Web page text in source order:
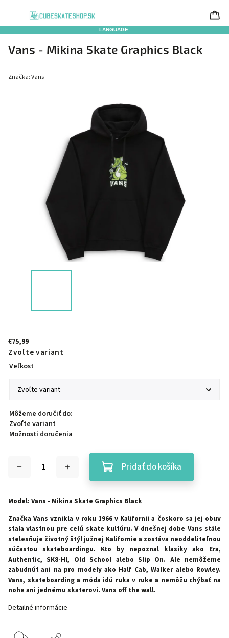
LANGUAGE:
Vans - Mikina Skate Graphics Black
Značka:Vans
€75,99
Zvoľte variant
Veľkosť
Môžeme doručiť do:
Zvoľte variant
Možnosti doručenia
Pridať do košíka
Model: Vans - Mikina Skate Graphics Black
Značka Vans vznikla v roku 1966 v Kalifornii a čoskoro sa jej obuv
stala vlastnou pre celú skate kultúru. V dnešnej dobe Vans stále
stelesňuje životný štýl južnej Kalifornie a zostáva neoddeliteľnou
súčasťou skateboardingu. Kto by nepoznal klasiky ako Era,
Authentic, SK8-HI, Old School alebo Slip On. Ale nemôžeme
zabudnúť ani na pro modely ako Half Cab, Walker alebo Rowley.
Vans, skateboarding a móda idú ruka v ruke a nemôžu chýbať na
nohe ani jednému skaterovi. Vans off the wall.
Detailné informácie